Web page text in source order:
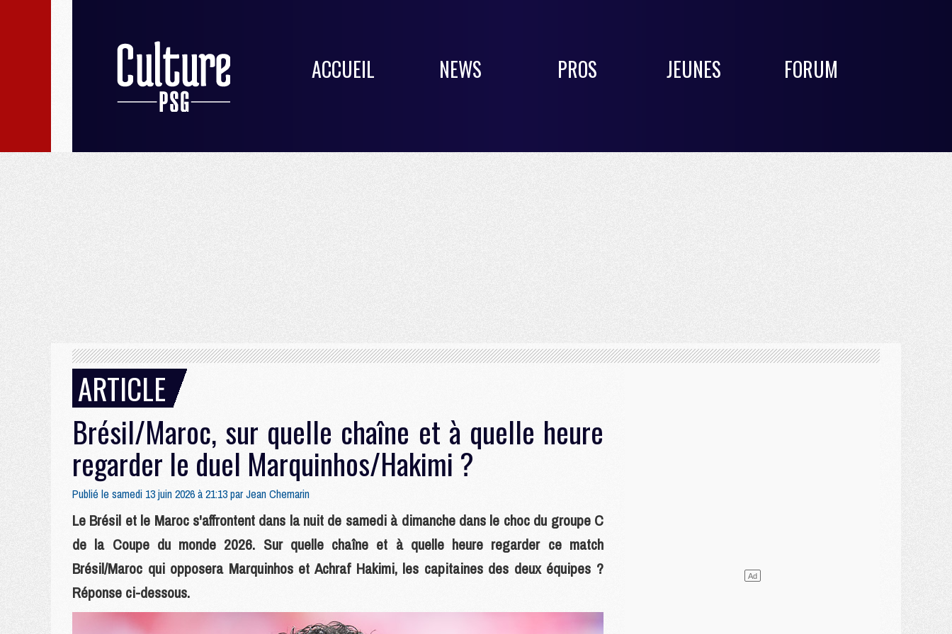
ACCUEIL NEWS PROS JEUNES FORUM
ARTICLE
Brésil/Maroc, sur quelle chaîne et à quelle heure
regarder le duel Marquinhos/Hakimi ?
Publié le samedi 13 juin 2026 à 21:13 parJean Chemarin
Le Brésil et le Maroc s'affrontent dans la nuit de samedi à dimanche dans le choc du groupe C
de la Coupe du monde 2026. Sur quelle chaîne et à quelle heure regarder ce match
Brésil/Maroc qui opposera Marquinhos et Achraf Hakimi, les capitaines des deux équipes ?
Réponse ci-dessous.